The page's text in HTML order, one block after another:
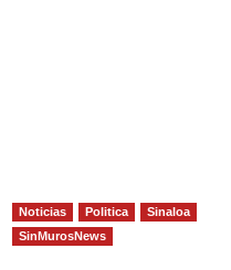
Noticias Politica
Sinaloa
SinMurosNews